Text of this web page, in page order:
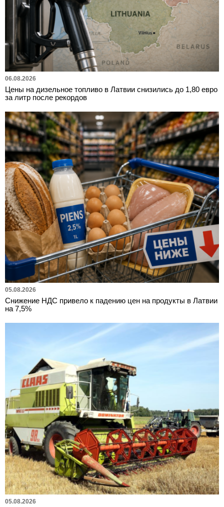
06.08.2026
Цены на дизельное топливо в Латвии снизились до 1,80 евро
за литр после рекордов
05.08.2026
Снижение НДС привело к падению цен на продукты в Латвии
на 7,5%
05.08.2026